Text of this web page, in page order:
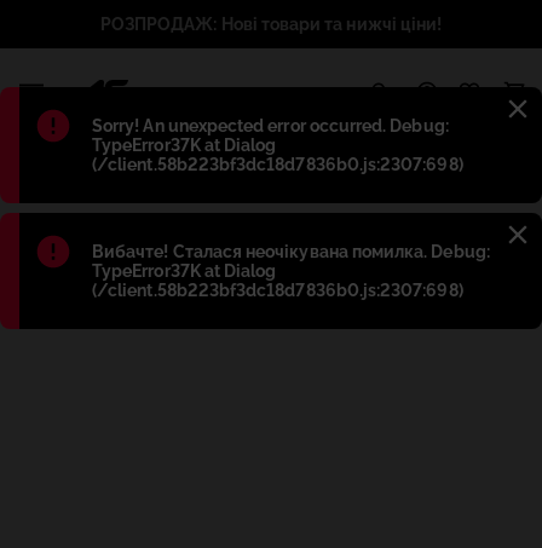
Błąd:
Sorry! An unexpected error occurred. Debug:
TypeError37K at Dialog
(/client.58b223bf3dc18d7836b0.js:2307:698)
Błąd:
Вибачте! Сталася неочікувана помилка. Debug:
TypeError37K at Dialog
(/client.58b223bf3dc18d7836b0.js:2307:698)
РОЗПРОДАЖ: Нові товари та нижчі ціни!